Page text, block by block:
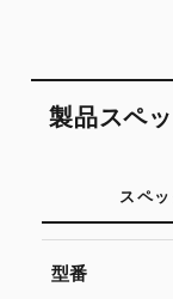
製品スペ
スペ
型番